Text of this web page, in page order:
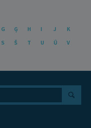
G Ģ H I J
K
S Š T U Ū
V